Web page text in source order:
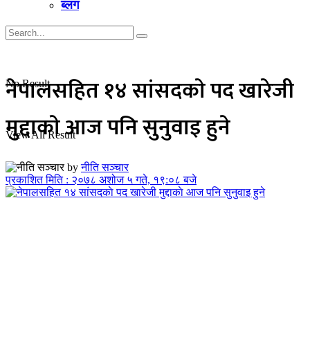
ब्लग
No Result
View All Result
नेपालसहित १४ सांसदकाे पद खारेजी
मुद्दाकाे आज पनि सुनुवाइ हुने
by नीति सञ्चार
प्रकाशित मिति : २०७८ अशोज ५ गते, १९:०८ बजे